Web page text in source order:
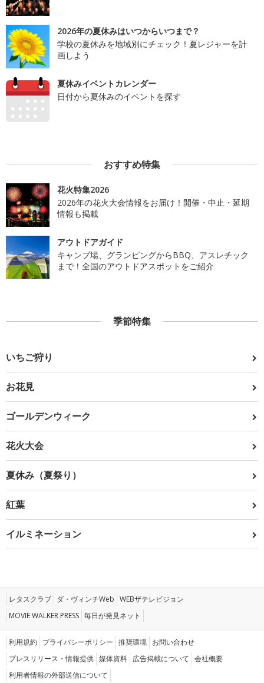
2026年の夏休みはいつからいつまで？
学校の夏休みを地域別にチェック！夏レジャーを計
画しよう
夏休みイベントカレンダー
日付から夏休みのイベントを探す
おすすめ特集
花火特集2026
2026年の花火大会情報をお届け！開催・中止・延期
情報も掲載
アウトドアガイド
キャンプ場、グランピングからBBQ、アスレチック
まで！全国のアウトドアスポットをご紹介
季節特集
いちご狩り
お花見
ゴールデンウィーク
花火大会
夏休み（夏祭り）
紅葉
イルミネーション
レタスクラブ ダ・ヴィンチWeb WEBザテレビジョン
MOVIE WALKER PRESS 毎日が発見ネット
利用規約 プライバシーポリシー 推奨環境 お問い合わせ
プレスリリース・情報提供 媒体資料 広告掲載について 会社概要
利用者情報の外部送信について